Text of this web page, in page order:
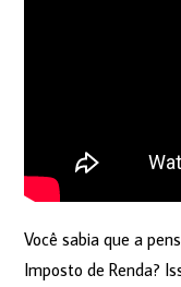
Você sabia que a
Imposto de Renda?